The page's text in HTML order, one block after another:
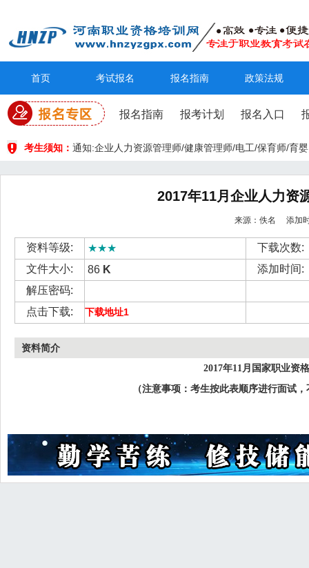
首页 考试报名 报名指南 政策法规
报名指南 报考计划 报名入口
考生须知： 通知:企业人力资源管理师/健康管理师/电工/保育师/育
2017年11月企业人力资
来源：佚名 添加
资料等级: ★★★
下载次数:
文件大小:
86 K
添加时间:
解压密码:
点击下载:
下载地址1
资料简介
2017年11月国家职业资
（注意事项：考生按此表顺序进行面试